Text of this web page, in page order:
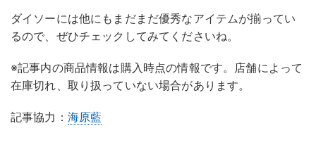
ダイソーには他にもまだまだ優秀なアイテムが揃ってい
るので、ぜひチェックしてみてくださいね。
※記事内の商品情報は購入時点の情報です。店舗によって
在庫切れ、取り扱っていない場合があります。
記事協力： 海原藍